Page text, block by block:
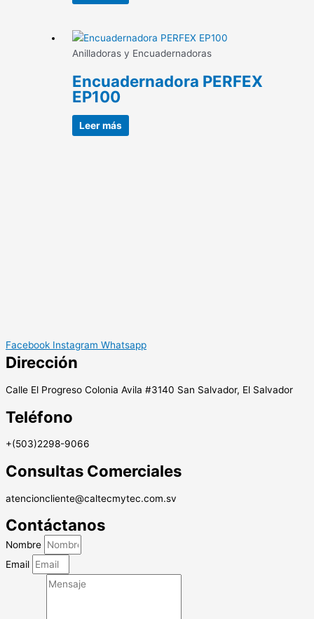
Anilladoras y Encuadernadoras
Encuadernadora PERFEX
EP100
Leer más
Facebook Instagram Whatsapp
Dirección
Calle El Progreso Colonia Avila #3140 San Salvador, El Salvador
Teléfono
+(503)2298-9066
Consultas Comerciales
atencioncliente@caltecmytec.com.sv
Contáctanos
Nombre
Email